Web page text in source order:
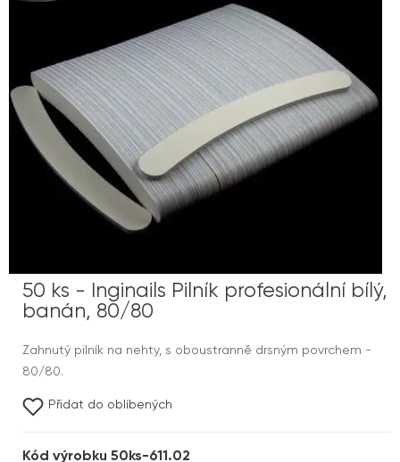
50 ks - Inginails Pilník profesionální bílý,
banán, 80/80
Zahnutý pilník na nehty, s oboustranně drsným povrchem -
80/80.
Přidat do oblíbených
Kód výrobku 50ks-611.02